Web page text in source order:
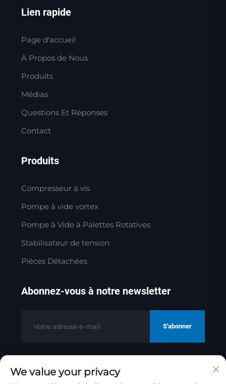
Lien rapide
Page d'accueil
À Propos de Nous
Produits
Médias
Questions Et Réponses
Contact
Produits
Compresseur à vis
Pompe à vide vortex
Pompe à Vide à Palettes Rotatives
Stabilisateur de tension
Pièces Détachées
Abonnez-vous à notre newsletter
S'abonner
Copyright © 2025 par Jinan Golden
We value your privacy